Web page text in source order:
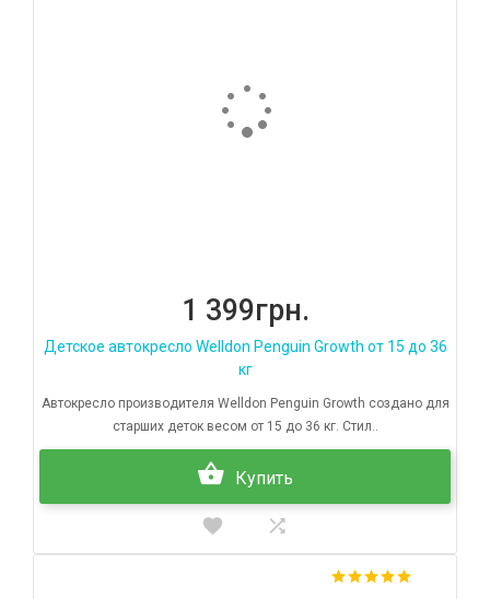
1 399грн.
Детское автокресло Welldon Penguin Growth от 15 до 36
кг
Автокресло производителя Welldon Penguin Growth создано для
старших деток весом от 15 до 36 кг. Стил..
Купить